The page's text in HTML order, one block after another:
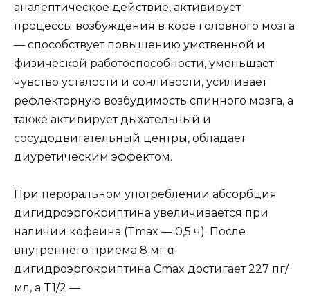
аналептическое действие, активирует
процессы возбуждения в коре головного мозга
— способствует повышению умственной и
физической работоспособности, уменьшает
чувство усталости и сонливости, усиливает
рефлекторную возбудимость спинного мозга, а
также активирует дыхательный и
сосудодвигательный центры, обладает
диуретическим эффектом.
При пероральном употреблении абсорбция
дигидроэргокриптина увеличивается при
наличии кофеина (Tmax — 0,5 ч). После
внутреннего приема 8 мг α-
дигидроэргокриптина Cmax достигает 227 пг/
мл, а T1/2 —